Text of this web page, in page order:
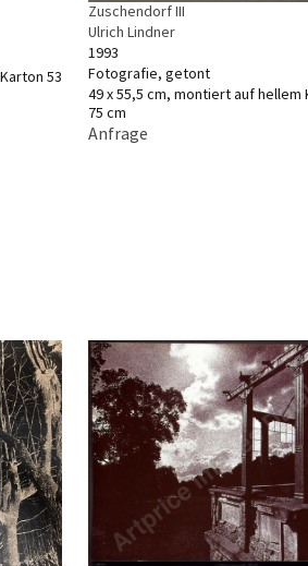
53
Zuschendorf III
Ulrich Lindner
1993
Fotografie, getont
49 x 55,5 cm, montiert auf hellem
75 cm
Anfrage